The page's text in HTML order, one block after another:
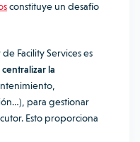
constituye un desafío
Facility Services es
centralizar la
para gestionar
Esto proporciona